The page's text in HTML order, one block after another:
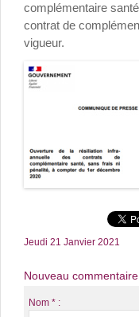
complémentaire
contrat de
vigueur.
Jeudi 21 Janvier 2021
Nouveau
Nom * :